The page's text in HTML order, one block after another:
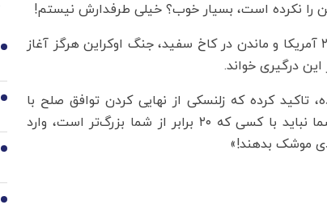
را نکرده است، بسیار خوب؟ خیلی طرفدارش نیستم!
ترامپ بار دیگر مدعی شد که در صورت پیروزی در انتخابات ۲۰۲۰ آمریکا و ماندن در کاخ سفید، جنگ اوکراین هرگز آغاز
درگیری خواند.
تاکید کرده که زلنسکی از نهایی کردن توافق صلح با
مسکو ناکام بوده است. وی دوشنبه هفته گذشته گفت که «شما نباید با کسی که ۲۰ برابر از شما بزرگ‌تر است، وارد
موشک بدهند!»
1
2
3
4